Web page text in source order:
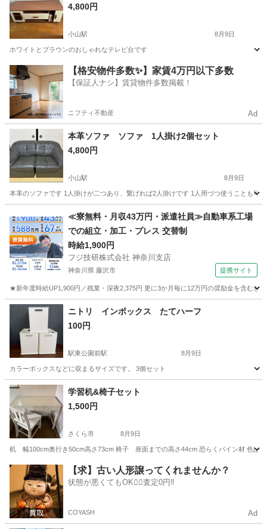
4,800円
小山駅 8月9日
ホワイトとブラウンのおしゃれなテレビ台です
栃木 小山市 小山駅 収納家具 インテリア
【格安物件多数✨】家賃4万円以下多数
【保証人ナシ】賃貸物件多数掲載！
ニフティ不動産 Ad
本革ソファ ソファ 1人掛け2個セット
4,800円
小山駅 8月9日
本革のソファです 1人掛けが二つあり、繋げれば2人掛けです 1人用づつ使うことも
小山駅 ソファ
≪寮無料・月収43万円・派遣社員≫自動車系工場
での組立・加工・プレス 交替制
時給1,900円
フジ技研株式会社 神奈川支店
神奈川県 藤沢市 提携サイト
★新年度時給UP1,900円／残業・深夜2,375円 更に3か月毎に12万円の奨励金を含む
神奈川 藤沢市 その他
ニトリ インボックス たてハーフ
100円
駅東公園前駅 8月9日
カラーボックスなどに収まるサイズです。 3個セット
栃木 宇都宮市 駅東公園前駅 収納家具
学習机&椅子セット
1,500円
さくら市 8月9日
机 幅100cm奥行き50cm高さ73cm 椅子 座面までの高さ44cm 恐らくパイン材 色は
栃木 さくら市 テーブル
【求】古い人形譲ってくれませんか？
状態が悪くてもOK🙆‍♀️査定0円‼️
COYASH Ad